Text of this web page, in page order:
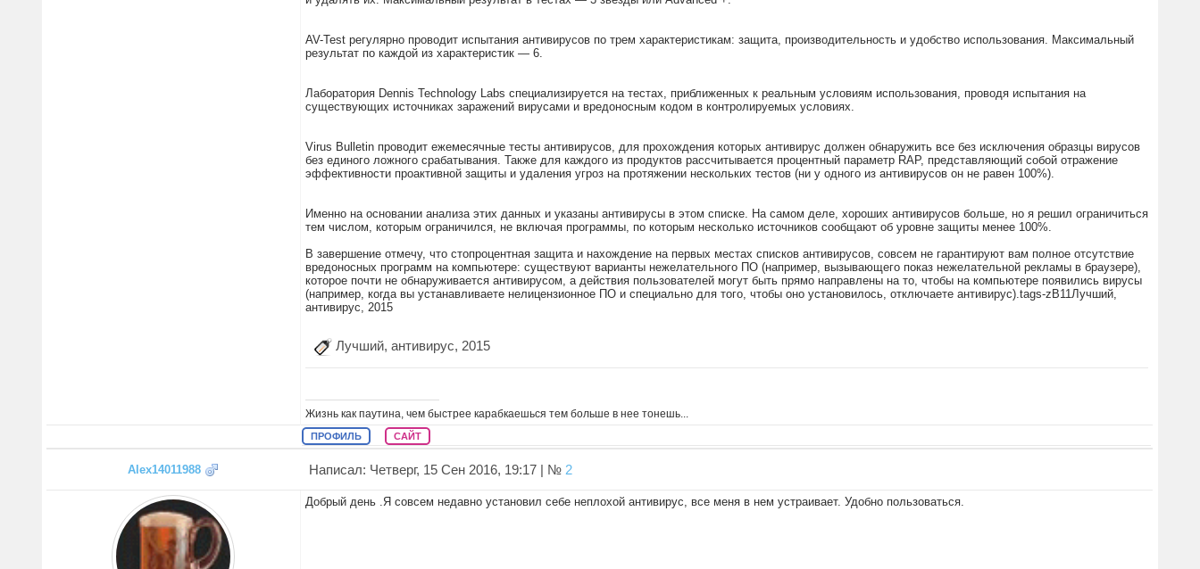
AV-Test регулярно проводит испытания антивирусов по трем характеристикам: защита, производительность и удобство использования. Максимальный
результат по каждой из характеристик — 6.
Лаборатория Dennis Technology Labs специализируется на тестах, приближенных к реальным условиям использования, проводя испытания на
существующих источниках заражений вирусами и вредоносным кодом в контролируемых условиях.
Virus Bulletin проводит ежемесячные тесты антивирусов, для прохождения которых антивирус должен обнаружить все без исключения образцы вирусов
без единого ложного срабатывания. Также для каждого из продуктов рассчитывается процентный параметр RAP, представляющий собой отражение
эффективности проактивной защиты и удаления угроз на протяжении нескольких тестов (ни у одного из антивирусов он не равен 100%).
Именно на основании анализа этих данных и указаны антивирусы в этом списке. На самом деле, хороших антивирусов больше, но я решил ограничиться
тем числом, которым ограничился, не включая программы, по которым несколько источников сообщают об уровне защиты менее 100%.
В завершение отмечу, что стопроцентная защита и нахождение на первых местах списков антивирусов, совсем не гарантируют вам полное отсутствие
вредоносных программ на компьютере: существуют варианты нежелательного ПО (например, вызывающего показ нежелательной рекламы в браузере),
которое почти не обнаруживается антивирусом, а действия пользователей могут быть прямо направлены на то, чтобы на компьютере появились вирусы
(например, когда вы устанавливаете нелицензионное ПО и специально для того, чтобы оно установилось, отключаете антивирус).tags-zB11Лучший,
антивирус, 2015
Лучший, антивирус, 2015
Жизнь как паутина, чем быстрее карабкаешься тем больше в нее тонешь...
ПРОФИЛЬ САЙТ
Alex14011988 Написал: Четверг, 15 Сен 2016, 19:17 | № 2
Добрый день .Я совсем недавно установил себе неплохой антивирус, все меня в нем устраивает. Удобно пользоваться.